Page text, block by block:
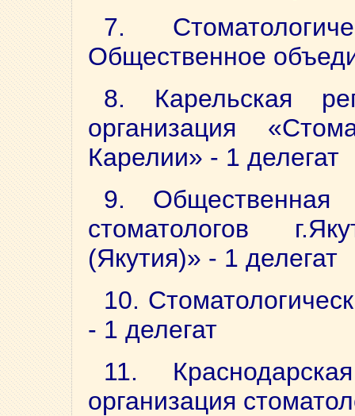
7.
Общественное
8. Карельская
организация
Карелии» - 1 делегат
9. Общественная
стоматологов
(Якутия)» - 1 делегат
10.
- 1 делегат
11.
организация